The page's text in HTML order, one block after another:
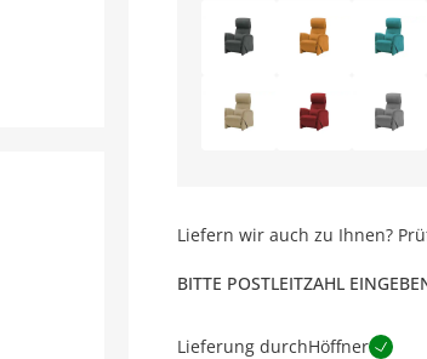
Liefern wir auch zu Ihnen?
BITTE POSTLEITZAHL
Lieferung durchHöffner